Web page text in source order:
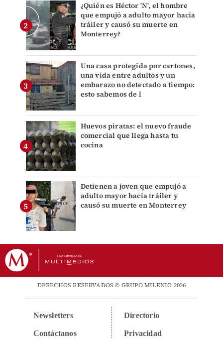
¿Quién es Héctor 'N', el hombre
que empujó a adulto mayor hacia
tráiler y causó su muerte en
Monterrey?
Una casa protegida por cartones,
una vida entre adultos y un
embarazo no detectado a tiempo:
esto sabemos de l
Huevos piratas: el nuevo fraude
comercial que llega hasta tu
cocina
Detienen a joven que empujó a
adulto mayor hacia tráiler y
causó su muerte en Monterrey
DERECHOS RESERVADOS © GRUPO MILENIO 2026
Newsletters
Contáctanos
Directorio
Privacidad